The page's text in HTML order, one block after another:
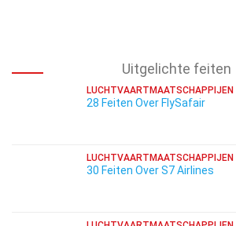
Uitgelichte feiten
LUCHTVAARTMAATSCHAPPIJEN
28 Feiten Over FlySafair
LUCHTVAARTMAATSCHAPPIJEN
30 Feiten Over S7 Airlines